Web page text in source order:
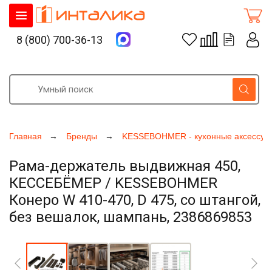
Главная Бренды KESSEBOHMER - кухонные
Рама-держатель выдвижная 450,
КЕССЕБЁМЕР / KESSEBOHMER
Конеро W 410-470, D 475, со штангой,
без вешалок, шампань, 2386869853
8 (800) 700-36-13